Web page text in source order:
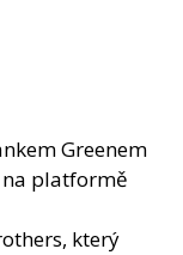
Greenem
platformě
který